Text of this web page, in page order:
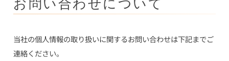
お問い合わせについて
当社の個人情報の取り扱いに関するお問い合わせは下記までご
連絡ください。